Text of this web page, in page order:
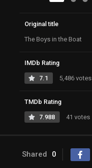
Original title
The Boys in the Boat
IMDb Rating
7.1 5,486 votes
TMDb Rating
7.988 41 votes
Shared 0